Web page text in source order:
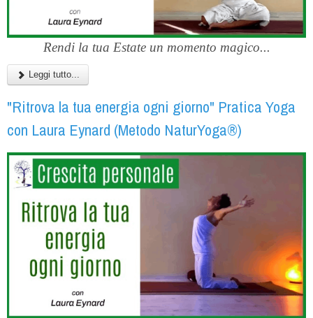
Rendi la tua Estate un momento magico...
Leggi tutto...
"Ritrova la tua energia ogni giorno" Pratica Yoga
con Laura Eynard (Metodo NaturYoga®)